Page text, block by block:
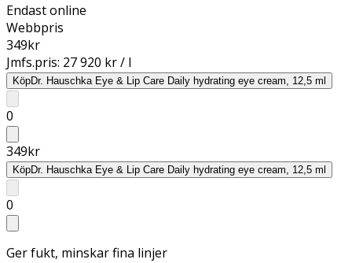
Endast online
Webbpris
349kr
Jmfs.pris: 27 920 kr / l
KöpDr. Hauschka Eye & Lip Care Daily hydrating eye cream, 12,5 ml
0
349kr
KöpDr. Hauschka Eye & Lip Care Daily hydrating eye cream, 12,5 ml
0
Ger fukt, minskar fina linjer